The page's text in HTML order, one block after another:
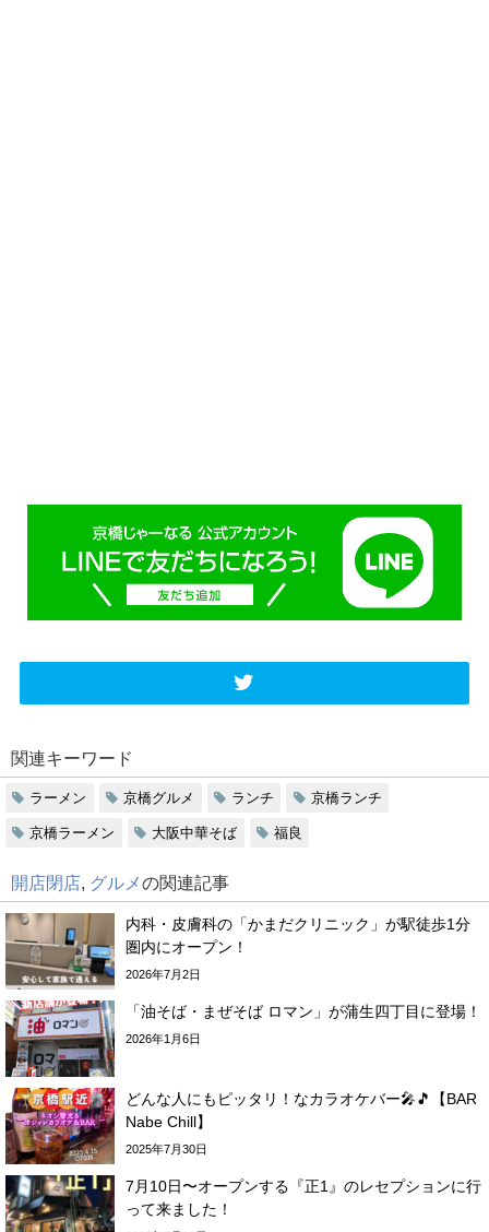
関連キーワード
ラーメン 京橋グルメ ランチ 京橋ランチ
京橋ラーメン 大阪中華そば 福良
開店閉店 グルメの関連記事
内科・皮膚科の「かまだクリニック」が駅徒歩1分
圏内にオープン！
2026年7月2日
「油そば・まぜそば ロマン」が蒲生四丁目に登場！
2026年1月6日
どんな人にもピッタリ！なカラオケバー🎤🎵【BAR
Nabe Chill】
2025年7月30日
7月10日〜オープンする『正1』のレセプションに行
って来ました！